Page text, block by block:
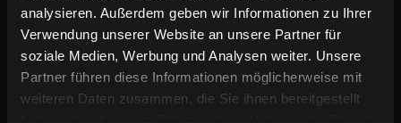
analysieren. Außerdem geben wir Informationen zu Ihrer
Verwendung unserer Website an unsere Partner für
soziale Medien, Werbung und Analysen weiter. Unsere
Partner führen diese Informationen möglicherweise mit
weiteren Daten zusammen, die Sie ihnen bereitgestellt
haben oder die sie im Rahmen Ihrer Nutzung der Dienste
Drama
Freigesprochen ist eine Geschichte über Schuld und Lüge: In
einem kleinen Ort löst der Kuss des korrekten Fahrdienstleiters
Thomas Hudetz und der Studentin Anna ein furchtbares